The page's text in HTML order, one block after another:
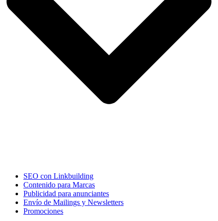
SEO con Linkbuilding
Contenido para Marcas
Publicidad para anunciantes
Envío de Mailings y Newsletters
Promociones